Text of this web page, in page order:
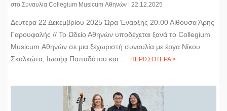
στο Συναυλία Collegium Musicum Αθηνών | 22.12.2025
Δευτέρα 22 Δεκεμβρίου 2025 Ώρα Έναρξης 20.00 Αίθουσα Άρης
Γαρουφαλής // Το Ωδείο Αθηνών υποδέχεται ξανά το Collegium
Musicum Αθηνών σε μια ξεχωριστή συναυλία με έργα Νίκου
Σκαλκώτα, Ιωσήφ Παπαδάτου και...
ΠΕΡΙΣΣΟΤΕΡΑ >